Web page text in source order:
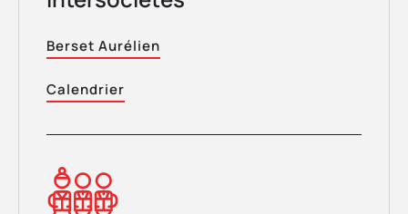
Berset Aurélien
Calendrier